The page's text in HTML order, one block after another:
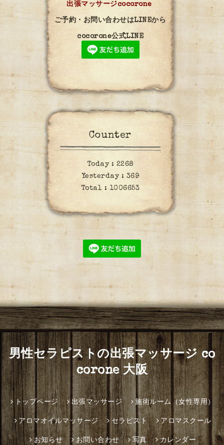
出張マッサージcocorone
ご予約・お問い合わせはLINEから
cocorone公式LINE
Counter
Today : 2268
Yesterday : 369
Total : 1006653
男性セラピストの出張マッサージ co
corone 大阪
トップページ 出張マッサージ 施術ルーム（女性専用）
アロマオイルマッサージ セラピスト アロマスクール
お知らせ お問い合わせ 写真 カレンダー